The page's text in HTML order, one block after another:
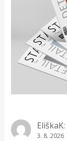
EliškaK:
3. 8. 2026